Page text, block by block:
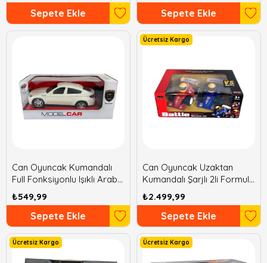
Sepete Ekle Sepete Ekle
Can Oyuncak Kumandalı
Full Fonksiyonlu Işıklı Araba
1:18
₺549,99
Sepete Ekle
Can Oyuncak Uzaktan
Kumandalı Şarjlı 2li Formula
Araba
₺2.499,99
Ücretsiz Kargo
Sepete Ekle
Ücretsiz Kargo Ücretsiz Kargo